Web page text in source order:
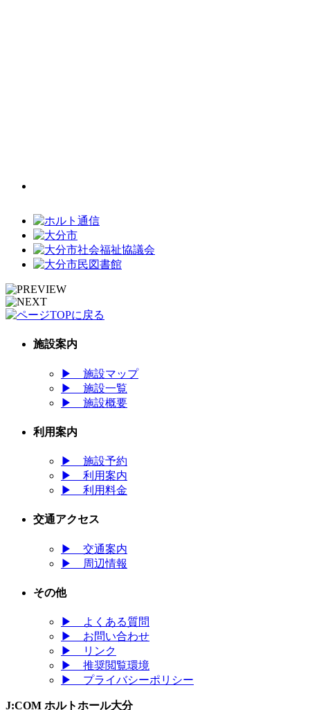
施設案内
▶ 施設マップ
▶ 施設一覧
▶ 施設概要
利用案内
▶ 施設予約
▶ 利用案内
▶ 利用料金
交通アクセス
▶ 交通案内
▶
周辺情報
その他
▶
よくある質問
▶ お問い合わせ
▶
リンク
▶ 推奨閲覧環境
▶ プライバシーポリシー
J:COM ホルトホール大分